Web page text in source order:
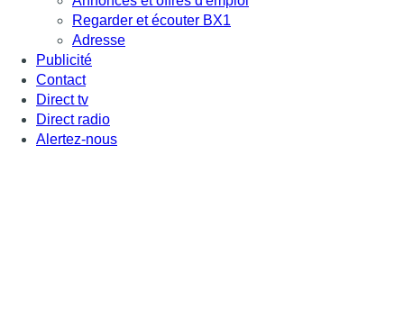
Regarder et écouter BX1
Adresse
Publicité
Contact
Direct tv
Direct radio
Alertez-nous